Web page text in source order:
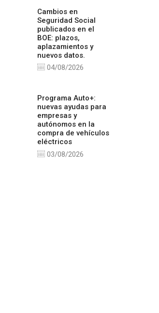
Cambios en
Seguridad Social
publicados en el
BOE: plazos,
aplazamientos y
nuevos datos.
04/08/2026
Programa Auto+:
nuevas ayudas para
empresas y
autónomos en la
compra de vehículos
eléctricos
03/08/2026